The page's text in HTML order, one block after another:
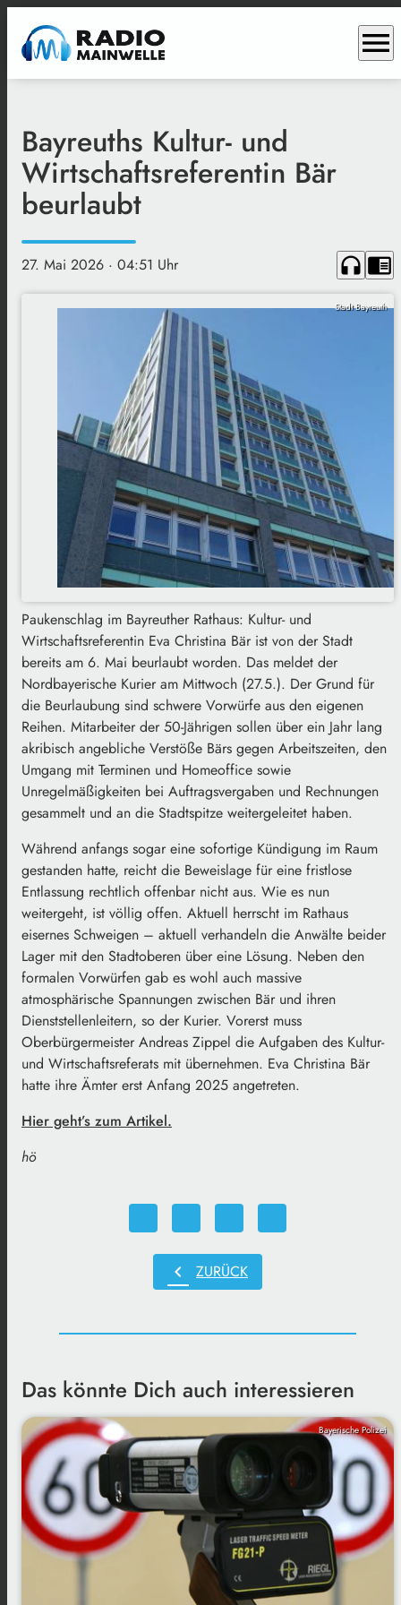
menu
Bayreuths Kultur- und
Wirtschaftsreferentin Bär
beurlaubt
27. Mai 2026 · 04:51 Uhr headphones chrome_reader_mode
Stadt Bayreuth
Paukenschlag im Bayreuther Rathaus: Kultur- und
Wirtschaftsreferentin Eva Christina Bär ist von der Stadt
bereits am 6. Mai beurlaubt worden. Das meldet der
Nordbayerische Kurier am Mittwoch (27.5.). Der Grund für
die Beurlaubung sind schwere Vorwürfe aus den eigenen
Reihen. Mitarbeiter der 50-Jährigen sollen über ein Jahr lang
akribisch angebliche Verstöße Bärs gegen Arbeitszeiten, den
Umgang mit Terminen und Homeoffice sowie
Unregelmäßigkeiten bei Auftragsvergaben und Rechnungen
gesammelt und an die Stadtspitze weitergeleitet haben.
Während anfangs sogar eine sofortige Kündigung im Raum
gestanden hatte, reicht die Beweislage für eine fristlose
Entlassung rechtlich offenbar nicht aus. Wie es nun
weitergeht, ist völlig offen. Aktuell herrscht im Rathaus
eisernes Schweigen – aktuell verhandeln die Anwälte beider
Lager mit den Stadtoberen über eine Lösung. Neben den
formalen Vorwürfen gab es wohl auch massive
atmosphärische Spannungen zwischen Bär und ihren
Dienststellenleitern, so der Kurier. Vorerst muss
Oberbürgermeister Andreas Zippel die Aufgaben des Kultur-
und Wirtschaftsreferats mit übernehmen. Eva Christina Bär
hatte ihre Ämter erst Anfang 2025 angetreten.
Hier geht’s zum Artikel.
hö
chevron_left ZURÜCK
Das könnte Dich auch interessieren
Bayerische Polizei